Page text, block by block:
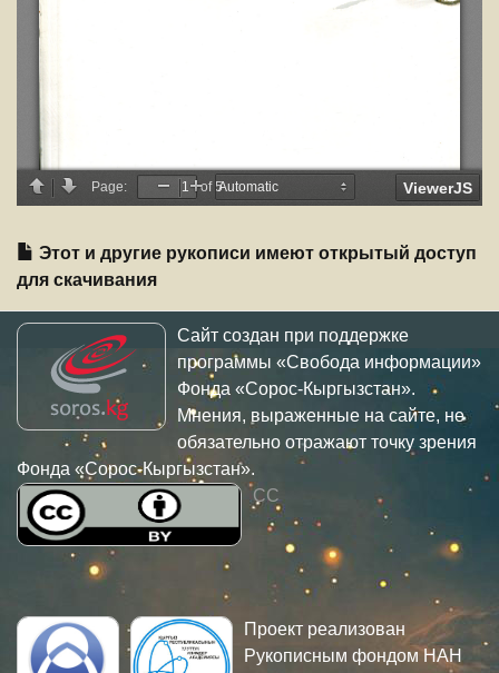
Этот и другие рукописи имеют открытый доступ
для скачивания
Сайт создан при поддержке
программы «Свобода информации»
Фонда «Сорос-Кыргызстан».
Мнения, выраженные на сайте, не
обязательно отражают точку зрения
Фонда «Сорос-Кыргызстан».
CC
Проект реализован
Рукописным фондом НАН